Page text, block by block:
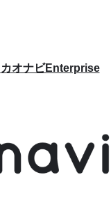
カオナビEnterprise